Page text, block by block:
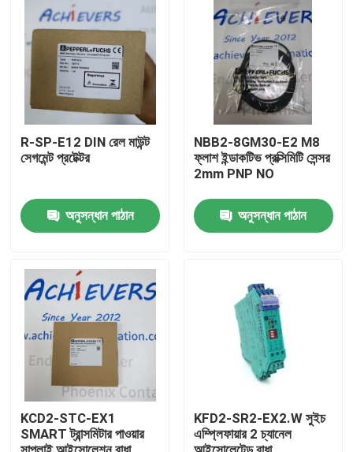
পণ্য
আমাদের সম্বন্ধে
কারখানা পরিদর্শন
আমাদের সাথে যোগাযোগ
R-SP-E12 DIN রেল মাউন্ট
সেগমেন্ট প্রটেক্টর
অনুসন্ধান পাঠান
NBB2-8GM30-E2 M8
ফ্লাশ ইন্ডাকটিভ প্রক্সিমিটি সেন্সর
2mm PNP NO
অনুসন্ধান পাঠান
KCD2-STC-EX1
SMART ট্রান্সমিটার পাওয়ার
KFD2-SR2-EX2.W সুইচ
এম্প্লিফায়ার 2 চ্যানেল